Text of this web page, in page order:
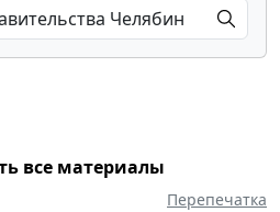
все материалы
Перепечатка